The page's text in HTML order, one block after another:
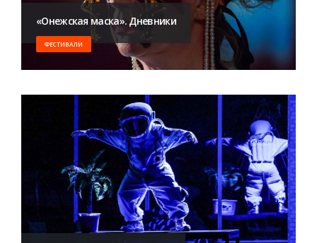
«Онежская маска». Дневники
ФЕСТИВАЛИ